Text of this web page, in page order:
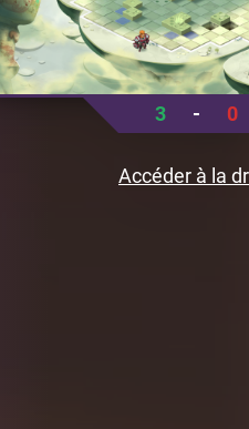
3 - 0
Accéder à la